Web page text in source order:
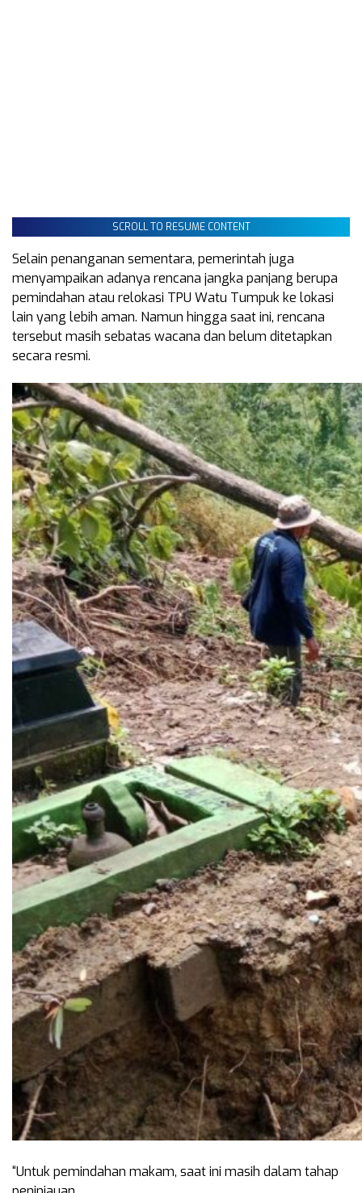
SCROLL TO RESUME CONTENT
Selain penanganan sementara, pemerintah juga
menyampaikan adanya rencana jangka panjang berupa
pemindahan atau relokasi TPU Watu Tumpuk ke lokasi
lain yang lebih aman. Namun hingga saat ini, rencana
tersebut masih sebatas wacana dan belum ditetapkan
secara resmi.
“Untuk pemindahan makam, saat ini masih dalam tahap